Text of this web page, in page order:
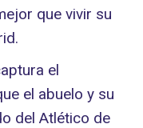
que vivir su
el
el abuelo y su
del Atlético de